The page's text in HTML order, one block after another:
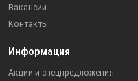
Вакансии
Контакты
Информация
Акции и спецпредложения